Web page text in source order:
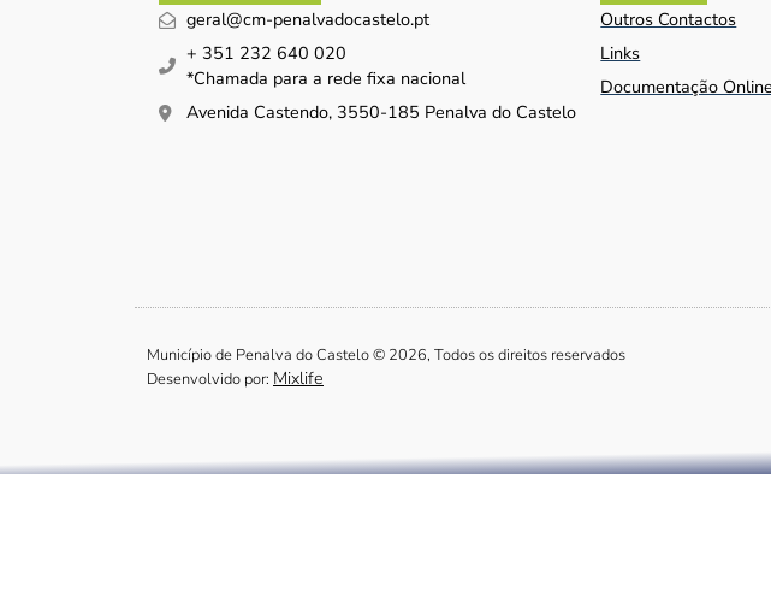
geral@cm-penalvadocastelo.pt
+ 351 232 640 020
*Chamada para a rede fixa nacional
Avenida Castendo, 3550-185 Penalva do Castelo
Outros Contactos
Links
Documentação Online
Município de Penalva do Castelo © 2026, Todos os direitos reservados
Desenvolvido por: Mixlife